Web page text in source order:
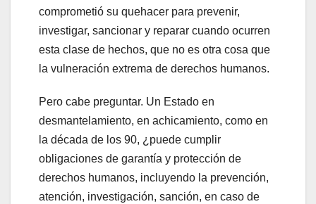
comprometió su quehacer para prevenir,
investigar, sancionar y reparar cuando ocurren
esta clase de hechos, que no es otra cosa que
la vulneración extrema de derechos humanos.
Pero cabe preguntar. Un Estado en
desmantelamiento, en achicamiento, como en
la década de los 90, ¿puede cumplir
obligaciones de garantía y protección de
derechos humanos, incluyendo la prevención,
atención, investigación, sanción, en caso de